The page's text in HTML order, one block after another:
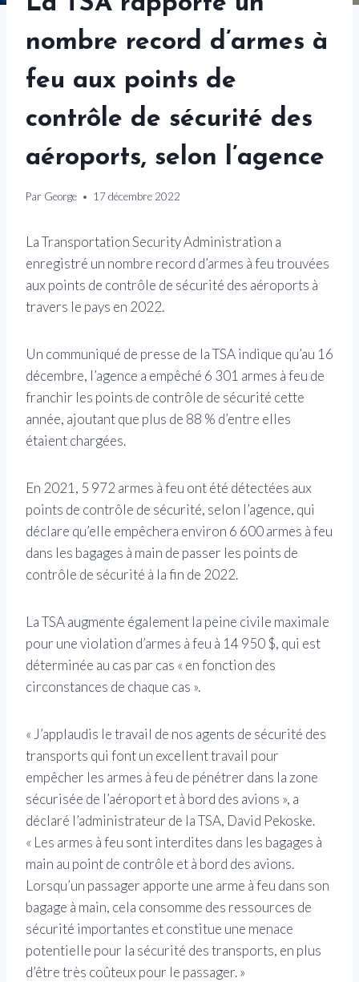
nombre record d’armes à
feu aux points de
contrôle de sécurité des
aéroports, selon l’agence
Par George 17 décembre 2022
La Transportation Security Administration a
enregistré un nombre record d’armes à feu trouvées
aux points de contrôle de sécurité des aéroports à
travers le pays en 2022.
Un communiqué de presse de la TSA indique qu’au 16
décembre, l’agence a empêché 6 301 armes à feu de
franchir les points de contrôle de sécurité cette
année, ajoutant que plus de 88 % d’entre elles
étaient chargées.
En 2021, 5 972 armes à feu ont été détectées aux
points de contrôle de sécurité, selon l’agence, qui
déclare qu’elle empêchera environ 6 600 armes à feu
dans les bagages à main de passer les points de
contrôle de sécurité à la fin de 2022.
La TSA augmente également la peine civile maximale
pour une violation d’armes à feu à 14 950 $, qui est
déterminée au cas par cas « en fonction des
circonstances de chaque cas ».
« J’applaudis le travail de nos agents de sécurité des
transports qui font un excellent travail pour
empêcher les armes à feu de pénétrer dans la zone
sécurisée de l’aéroport et à bord des avions », a
déclaré l’administrateur de la TSA, David Pekoske.
« Les armes à feu sont interdites dans les bagages à
main au point de contrôle et à bord des avions.
Lorsqu’un passager apporte une arme à feu dans son
bagage à main, cela consomme des ressources de
sécurité importantes et constitue une menace
potentielle pour la sécurité des transports, en plus
d’être très coûteux pour le passager. »